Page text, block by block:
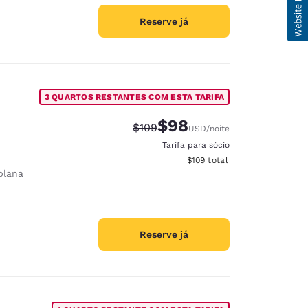
Reserve já
3 QUARTOS RESTANTES COM ESTA TARIFA
Tarifa anterior “tachada”:
$109Tarifa com desconto:
$98USD/noite
Tarifa para sócio
Exibir detalhes do total
$109 total
Reserve já